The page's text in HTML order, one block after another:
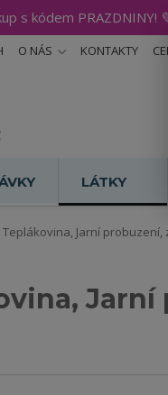
s kódem
O NÁS KONTAKTY
LÁTKY
Teplákovina, Jarní probuzení,
Jarní